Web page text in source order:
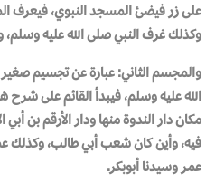
على زر فيضئ المسجد النبوي، فيعرف
وكذلك غرف النبي صلى الله عليه وسلم،
والمجسم الثاني: عبارة عن تجسيم
الله عليه وسلم، فيبدأ القائم على شرح
مكان دار الندوة منها ودار الأرقم بن
فيه، وأين كان شعب أبي طالب، وكذلك
عمر وسيدنا أبوبكر.